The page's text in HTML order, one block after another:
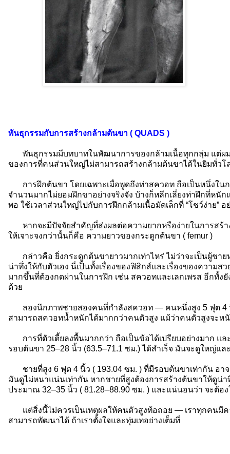
พันธุกรรมกับการสร้างกล้ามต้นขา ( QUADS )
พันธุกรรมมีบทบาทในพัฒนาการของกล้ามเนื้อทุกกลุ่ม แต่ผม
ของการที่คนส่วนใหญ่ไม่สามารถสร้างกล้ามต้นขาได้ในยิมทั่วโ
การฝึกต้นขา โดยเฉพาะเมื่อพูดถึงท่าสควอท ถือเป็นหนึ่งใน
จำนวนมากไม่ยอมฝึกขาอย่างจริงจัง บ้างก็หลีกเลี่ยงท่าฝึกที่หนั
พอ ใช้เวลาส่วนใหญ่ไปกับการฝึกกล้ามเนื้อมัดเล็กที่ “โชว์ง่าย”
หากจะมีปัจจัยสำคัญที่ส่งผลต่อความยากหรือง่ายในการสร้า
ให้เจาะจงกว่านั้นก็คือ ความยาวของกระดูกต้นขา ( femur )
กล่าวคือ ยิ่งกระดูกต้นขายาวมากเท่าไหร่ ไม่ว่าจะเป็นผู้ชา
น่าทึ่งให้กับตัวเอง นี่เป็นทั้งเรื่องของฟิสิกส์และเรื่องของความส
มากขึ้นที่ต้องกดผ่านในการฝึก เช่น สควอทและเลกเพรส อีกทั้ง
ด้วย
ลองนึกภาพชายสองคนที่กำลังสควอท — คนหนึ่งสูง 5 ฟุต 4
สามารถสควอทน้ำหนักได้มากกว่าคนตัวสูง แม้ว่าคนตัวสูงจะห
การที่ตัวเตี้ยลงพื้นมากกว่า ถือเป็นข้อได้เปรียบอย่างมาก แล
รอบต้นขา 25–28 นิ้ว (63.5–71.1 ซม.) ได้สำเร็จ มันจะดูใหญ่แล
ชายที่สูง 6 ฟุต 4 นิ้ว ( 193.04 ซม. ) ที่มีรอบต้นขาเท่ากัน อาจ
มันดูไม่หนาแน่นเท่ากัน หากชายที่สูงต้องการสร้างต้นขาให้ดูน่า
ประมาณ 32–35 นิ้ว ( 81.28–88.90 ซม. ) และแน่นอนว่า จะต้อ
แต่สิ่งนี้ไม่ควรเป็นเหตุผลให้คนตัวสูงท้อถอย — เราทุกคนมีค
สามารถพัฒนาได้ ถ้าเราตั้งใจและทุ่มเทอย่างเต็มที่